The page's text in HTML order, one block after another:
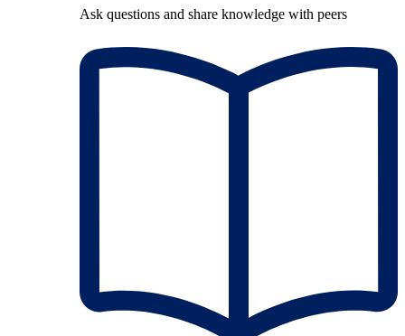
Ask questions and share knowledge with peers